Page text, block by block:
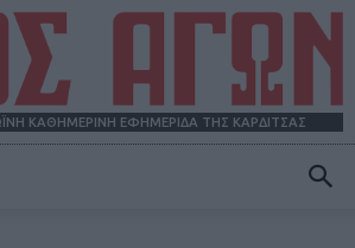
ΚΑΘΗΜΕΡΙΝΗ ΕΦΗΜΕΡΙΔΑ ΤΗΣ ΚΑΡΔΙΤΣΑΣ